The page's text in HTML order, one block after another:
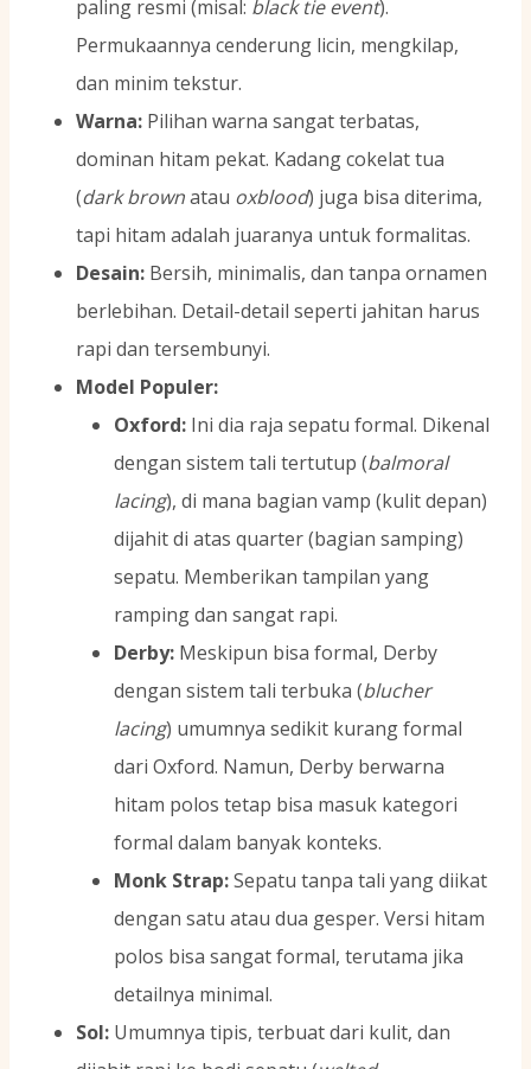
paling resmi (misal: black tie event).
Permukaannya cenderung licin, mengkilap,
dan minim tekstur.
Warna: Pilihan warna sangat terbatas,
dominan hitam pekat. Kadang cokelat tua
(dark brownatau oxblood) juga bisa diterima,
tapi hitam adalah juaranya untuk formalitas.
Desain: Bersih, minimalis, dan tanpa ornamen
berlebihan. Detail-detail seperti jahitan harus
rapi dan tersembunyi.
Model Populer:
Oxford: Ini dia raja sepatu formal. Dikenal
dengan sistem tali tertutup (balmoral
lacing), di mana bagian vamp (kulit depan)
dijahit di atas quarter (bagian samping)
sepatu. Memberikan tampilan yang
ramping dan sangat rapi.
Derby: Meskipun bisa formal, Derby
dengan sistem tali terbuka (blucher
lacing) umumnya sedikit kurang formal
dari Oxford. Namun, Derby berwarna
hitam polos tetap bisa masuk kategori
formal dalam banyak konteks.
Monk Strap:Sepatu tanpa tali yang diikat
dengan satu atau dua gesper. Versi hitam
polos bisa sangat formal, terutama jika
detailnya minimal.
Sol: Umumnya tipis, terbuat dari kulit, dan